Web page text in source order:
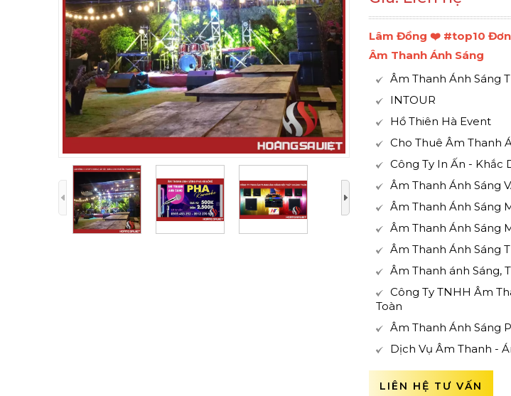
Lâm Đồng ❤️️ #top10 Đơn
Âm Thanh Ánh Sáng
Âm Thanh Ánh Sáng
INTOUR
Hồ Thiên Hà Event
Cho Thuê Âm Thanh
Công Ty In Ấn - Khắc
Âm Thanh Ánh Sáng
Âm Thanh Ánh Sáng
Âm Thanh Ánh Sáng
Âm Thanh Ánh Sáng
Âm Thanh ánh Sáng,
Công Ty TNHH Âm
Toàn
Âm Thanh Ánh Sáng
Dịch Vụ Âm Thanh -
LIÊN HỆ TƯ VẤN